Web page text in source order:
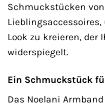
Schmuckstücken
Look zu kreieren, der
widerspiegelt.
Ein Schmuckstück
Das Noelani